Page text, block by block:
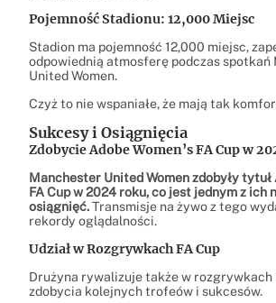
Pojemność Stadionu: 12,000 Miejsc
Stadion ma pojemność 12,000 miejsc,
odpowiednią atmosferę podczas spotkań
United Women.
Czyż to nie wspaniałe, że mają tak
Sukcesy i Osiągnięcia
Zdobycie Adobe Women’s FA Cup w
Manchester United Women zdobyły tytuł
FA Cup w 2024 roku, co jest jednym z ich
osiągnięć.Transmisje na żywo z tego
rekordy oglądalności.
Udział w Rozgrywkach FA Cup
Drużyna rywalizuje także w rozgrywkach
zdobycia kolejnych trofeów i sukcesów.